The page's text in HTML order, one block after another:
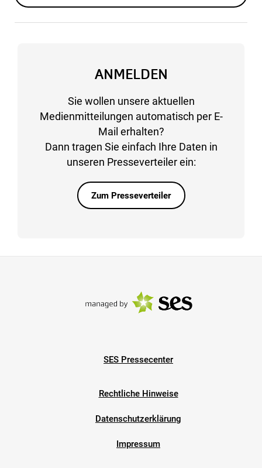
ANMELDEN
Sie wollen unsere aktuellen
Medienmitteilungen automatisch per E-
Mail erhalten?
Dann tragen Sie einfach Ihre Daten in
unseren Presseverteiler ein:
Zum Presseverteiler
SES Pressecenter
Rechtliche Hinweise
Datenschutzerklärung
Impressum